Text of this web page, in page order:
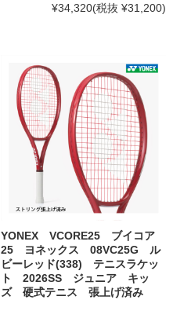
¥34,320(税抜 ¥31,200)
YONEX VCORE25 ブイコア
25 ヨネックス 08VC25G ル
ビーレッド(338) テニスラケッ
ト 2026SS ジュニア キッ
ズ 硬式テニス 張上げ済み